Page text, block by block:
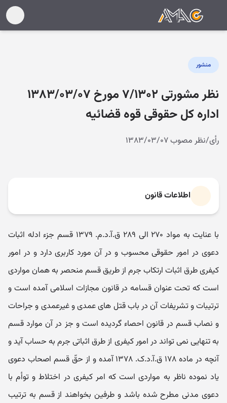
منشور
نظر مشورتی ۷/۱۳۰۲ مورخ ۱۳۸۳/۰۳/۰۷
اداره کل حقوقی قوه قضائیه
رأی/نظر مصوب ۱۳۸۳/۰۳/۰۷
اطلاعات قانون
با عنایت به مواد ۲۷۰ الی ۲۸۹ ق.آ.د.م. ۱۳۷۹ قسم جزء ادله اثبات
دعوی در امور حقوقی محسوب و در آن مورد کاربری دارد و در امور
کیفری طرق اثبات ارتکاب جرم از طریق قسم منحصر به همان مواردی
است که تحت عنوان قسامه در قانون مجازات اسلامی آمده است و
ترتیبات و تشریفات آن در باب قتل های عمدی و غیرعمدی و جراحات
و نصاب قسم در قانون احصاء گردیده است و جز در آن موارد قسم
به تنهایی نمی تواند در امور کیفری از طرق اثباتی جرم به حساب آید و
آنچه در ماده ۱۷۸ ق.آ.د.ک. ۱۳۷۸ آمده و از حقّ قسم اصحاب دعوی
یاد نموده ناظر به مواردی است که امر کیفری در اختلاط و توأم با
دعوی مدنی مطرح شده باشد و طرفین بخواهند از قسم به ترتیب